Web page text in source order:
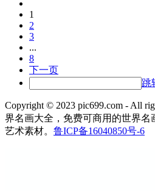
1
2
3
...
8
下一页
跳
Copyright © 2023 pic699.com - All
界名画大全，免费可商用的世界
艺术素材。 鲁ICP备16040850号-6